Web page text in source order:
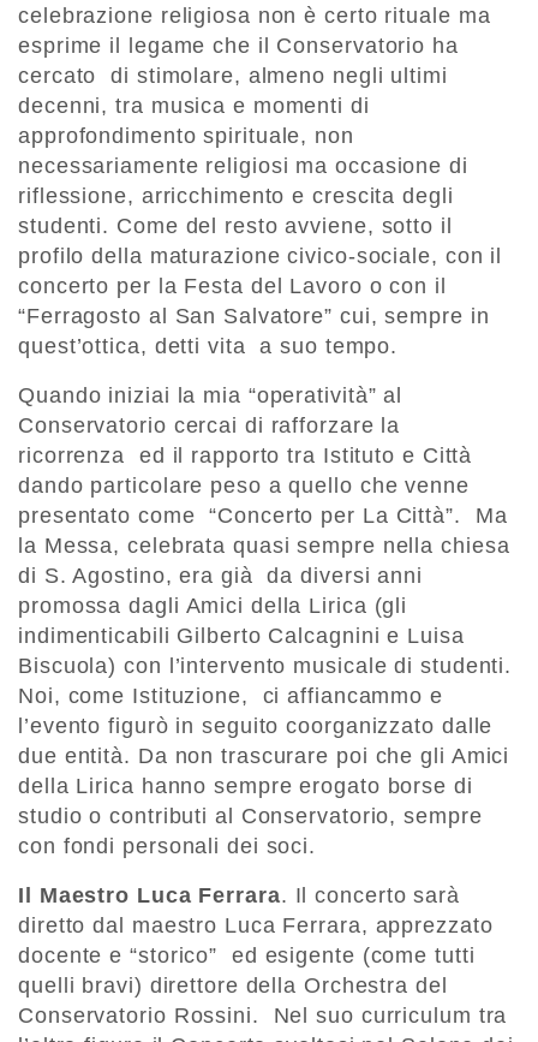
celebrazione religiosa non è certo rituale ma
esprime il legame che il Conservatorio ha
cercato di stimolare, almeno negli ultimi
decenni, tra musica e momenti di
approfondimento spirituale, non
necessariamente religiosi ma occasione di
riflessione, arricchimento e crescita degli
studenti. Come del resto avviene, sotto il
profilo della maturazione civico-sociale, con il
concerto per la Festa del Lavoro o con il
“Ferragosto al San Salvatore” cui, sempre in
quest’ottica, detti vita a suo tempo.
Quando iniziai la mia “operatività” al
Conservatorio cercai di rafforzare la
ricorrenza ed il rapporto tra Istituto e Città
dando particolare peso a quello che venne
presentato come “Concerto per La Città”. Ma
la Messa, celebrata quasi sempre nella chiesa
di S. Agostino, era già da diversi anni
promossa dagli Amici della Lirica (gli
indimenticabili Gilberto Calcagnini e Luisa
Biscuola) con l’intervento musicale di studenti.
Noi, come Istituzione, ci affiancammo e
l’evento figurò in seguito coorganizzato dalle
due entità. Da non trascurare poi che gli Amici
della Lirica hanno sempre erogato borse di
studio o contributi al Conservatorio, sempre
con fondi personali dei soci.
Il Maestro Luca Ferrara. Il concerto sarà
diretto dal maestro Luca Ferrara, apprezzato
docente e “storico” ed esigente (come tutti
quelli bravi) direttore della Orchestra del
Conservatorio Rossini. Nel suo curriculum tra